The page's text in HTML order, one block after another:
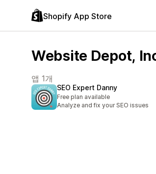
Shopify App Store
Website Depot,
앱 1개
SEO Expert Danny
Free plan available
Analyze and fix your SEO issues